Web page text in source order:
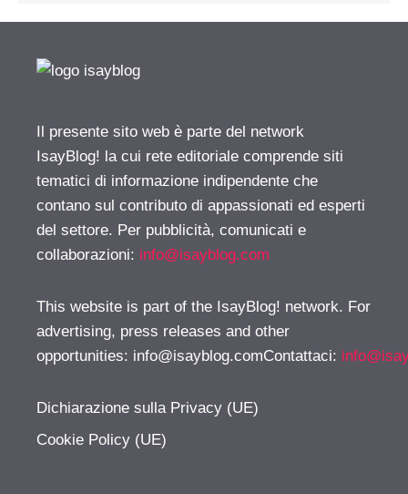
Il presente sito web è parte del network
IsayBlog! la cui rete editoriale comprende siti
tematici di informazione indipendente che
contano sul contributo di appassionati ed esperti
del settore. Per pubblicità, comunicati e
collaborazioni: info@isayblog.com
This website is part of the IsayBlog! network. For
advertising, press releases and other
opportunities: info@isayblog.comContattaci:
Dichiarazione sulla Privacy (UE)
Cookie Policy (UE)